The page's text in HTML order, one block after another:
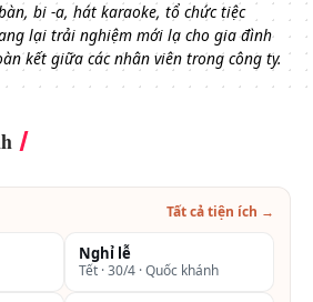
bi -a, hát karaoke, tổ chức tiệc
lại trải nghiệm mới lạ cho gia đình
kết giữa các nhân viên trong công ty.
Tất cả tiện ích →
Nghỉ lễ
Tết · 30/4 · Quốc khánh